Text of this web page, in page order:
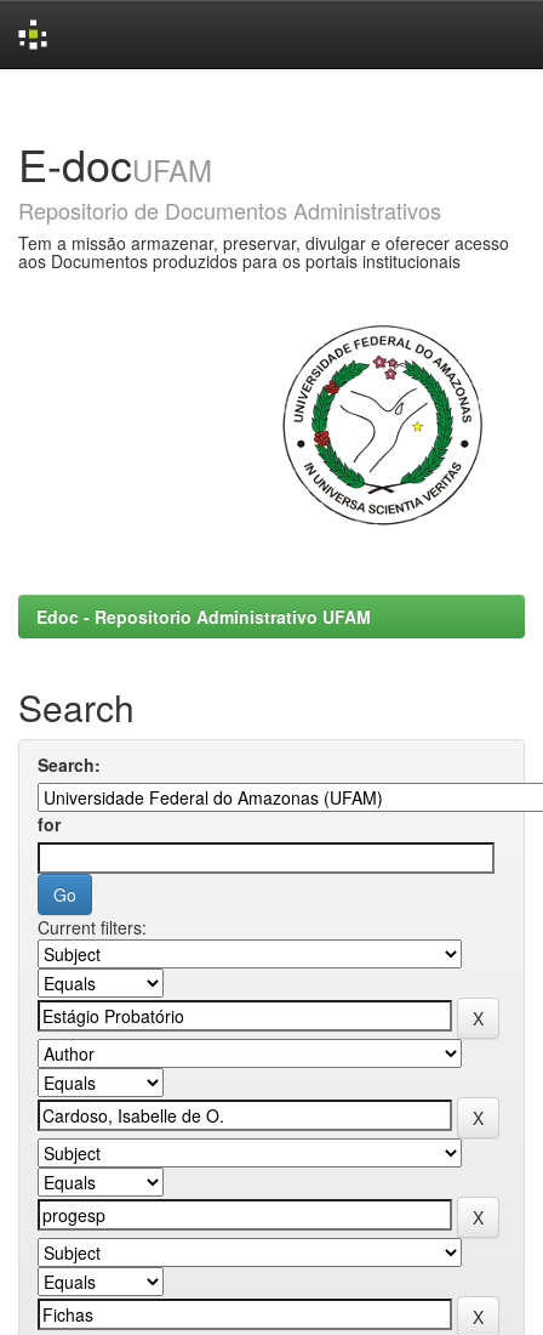
E-docUFAM
Repositorio de Documentos Administrativos
Tem a missão armazenar, preservar, divulgar e oferecer acesso
aos Documentos produzidos para os portais institucionais
Edoc - Repositorio Administrativo UFAM
Search
Search:
for
Current filters: